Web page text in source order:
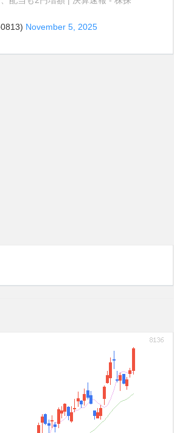
November 5, 2025